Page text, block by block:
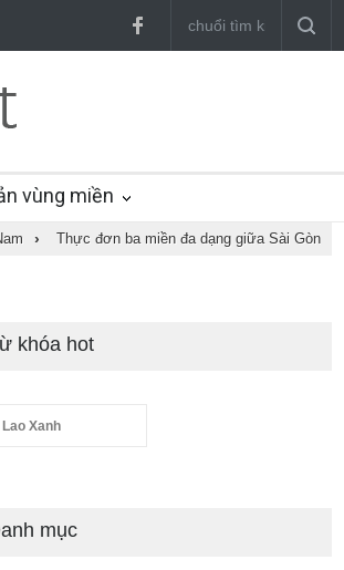
vùng miền
› Thực đơn ba miền đa dạng giữa Sài Gòn
khóa hot
Xanh
mục